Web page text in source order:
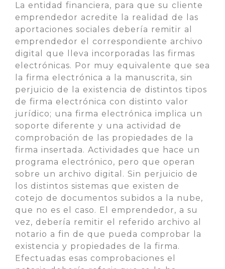
La entidad financiera, para que su cliente
emprendedor acredite la realidad de las
aportaciones sociales debería remitir al
emprendedor el correspondiente archivo
digital que lleva incorporadas las firmas
electrónicas. Por muy equivalente que sea
la firma electrónica a la manuscrita, sin
perjuicio de la existencia de distintos tipos
de firma electrónica con distinto valor
jurídico; una firma electrónica implica un
soporte diferente y una actividad de
comprobación de las propiedades de la
firma insertada. Actividades que hace un
programa electrónico, pero que operan
sobre un archivo digital. Sin perjuicio de
los distintos sistemas que existen de
cotejo de documentos subidos a la nube,
que no es el caso. El emprendedor, a su
vez, debería remitir el referido archivo al
notario a fin de que pueda comprobar la
existencia y propiedades de la firma.
Efectuadas esas comprobaciones el